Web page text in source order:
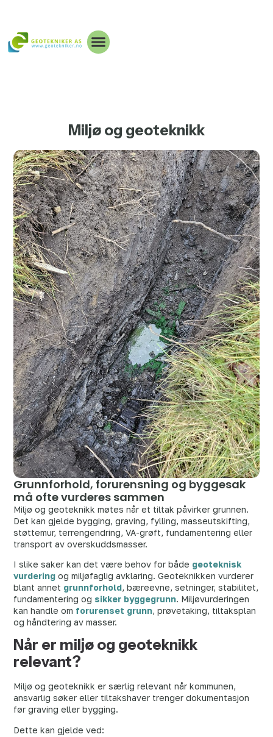
Miljø og geoteknikk
Grunnforhold, forurensning og byggesak
må ofte vurderes sammen
Miljø og geoteknikk møtes når et tiltak påvirker grunnen.
Det kan gjelde bygging, graving, fylling, masseutskifting,
støttemur, terrengendring, VA-grøft, fundamentering eller
transport av overskuddsmasser.
I slike saker kan det være behov for både geoteknisk
vurdering og miljøfaglig avklaring. Geoteknikken vurderer
blant annet grunnforhold, bæreevne, setninger, stabilitet,
fundamentering og sikker byggegrunn. Miljøvurderingen
kan handle om forurenset grunn, prøvetaking, tiltaksplan
og håndtering av masser.
Når er miljø og geoteknikk
relevant?
Miljø og geoteknikk er særlig relevant når kommunen,
ansvarlig søker eller tiltakshaver trenger dokumentasjon
før graving eller bygging.
Dette kan gjelde ved: